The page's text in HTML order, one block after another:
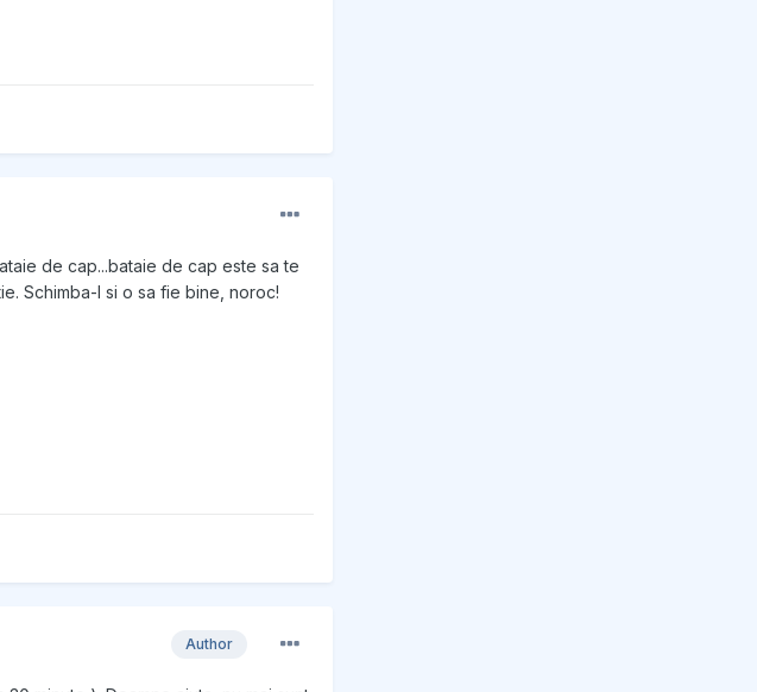
de cap...bataie de cap este sa te
Schimba-l si o sa fie bine, noroc!
Author